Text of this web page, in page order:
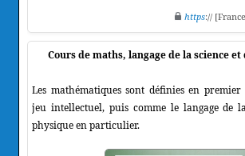
https://
Cours de maths, langage de la science
Les mathématiques sont définies en
jeu intellectuel, puis comme le langage de
physique en particulier.